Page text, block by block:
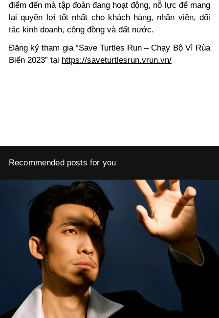
điểm đến mà tập đoàn đang hoạt động, nỗ lực để mang
lại quyền lợi tốt nhất cho khách hàng, nhân viên, đối
tác kinh doanh, cộng đồng và đất nước.
Đăng ký tham gia “Save Turtles Run – Chạy Bộ Vì Rùa
Biển 2023” tại https://saveturtlesrun.vrun.vn/
Recommended posts for you